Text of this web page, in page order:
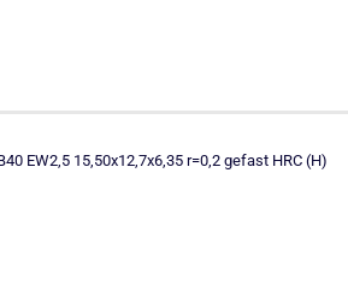
EW2,5 15,50x12,7x6,35 r=0,2 gefast HRC (H)